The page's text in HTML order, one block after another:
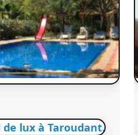
lux à Taroudant.